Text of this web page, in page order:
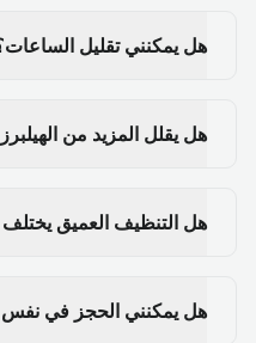
هل يمكنني تقليل
هل يقلل المزيد من
هل التنظيف العميق
هل يمكنني الحجز في نفس